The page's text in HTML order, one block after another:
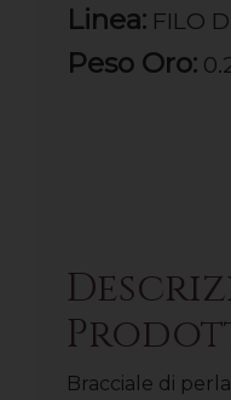
Linea:FILO
Peso Oro:
Bracciale di